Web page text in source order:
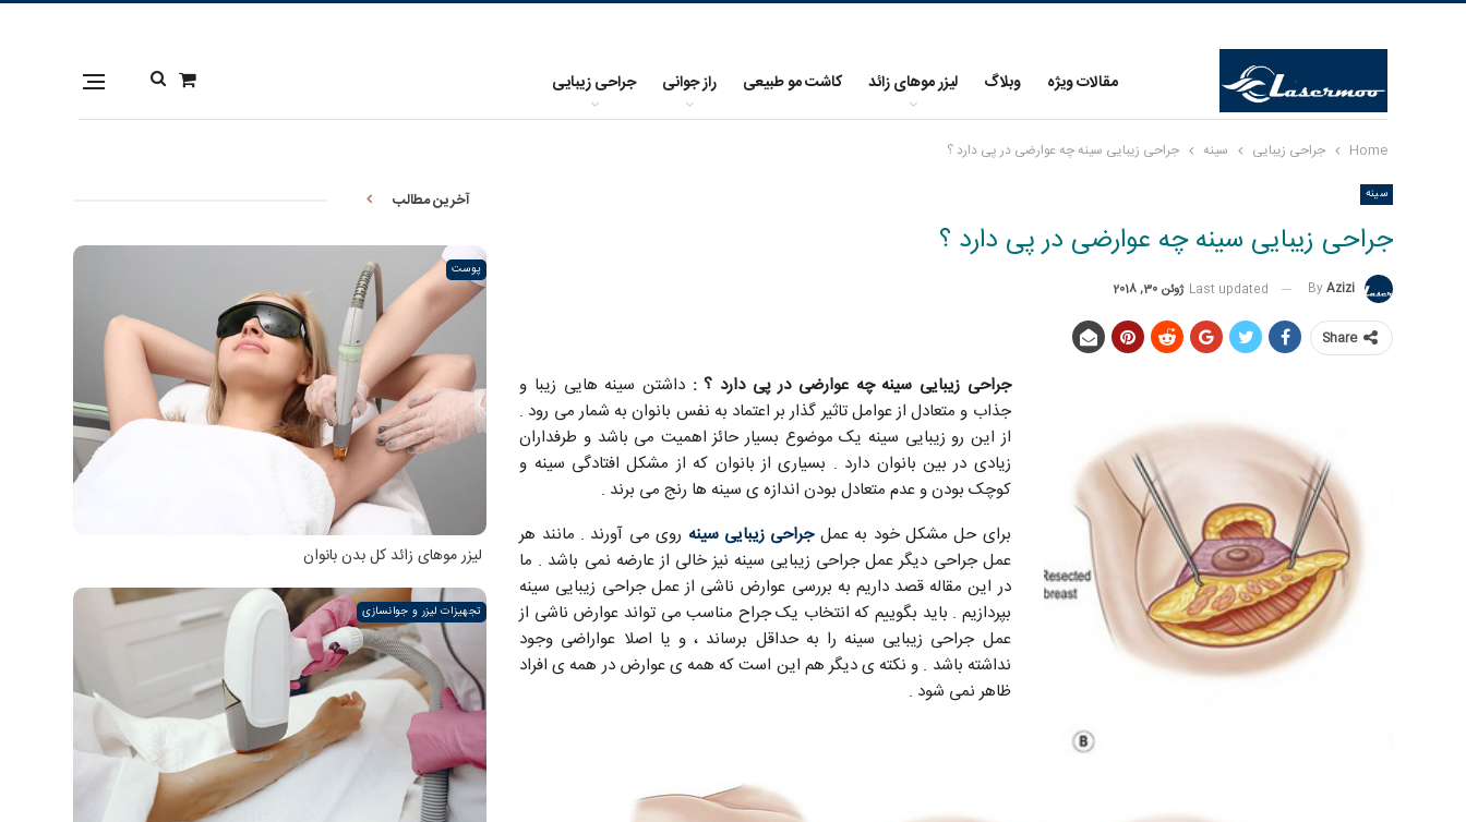
مقالات ویژه وبلاگ لیزر موهای زائد کاشت مو طبیعی راز جوانی جراحی زیبایی
Home جراحی زیبایی سینه جراحی زیبایی سینه چه عوارضی در پی دارد ؟
سینه
جراحی زیبایی سینه چه عوارضی در پی دارد ؟
ByAzizi
Last updated ژوئن 30, 2018
Share
جراحی زیبایی سینه چه عوارضی در پی دارد ؟ : داشتن سینه هایی زیبا و
جذاب و متعادل از عوامل تاثیر گذار بر اعتماد به نفس بانوان به شمار می رود .
از این رو زیبایی سینه یک موضوع بسیار حائز اهمیت می باشد و طرفداران
زیادی در بین بانوان دارد . بسیاری از بانوان که از مشکل افتادگی سینه و
کوچک بودن و عدم متعادل بودن اندازه ی سینه ها رنج می برند .
برای حل مشکل خود به عملجراحی زیبایی سینه روی می آورند . مانند هر
عمل جراحی دیگر عمل جراحی زیبایی سینه نیز خالی از عارضه نمی باشد . ما
در این مقاله قصد داریم به بررسی عوارض ناشی از عمل جراحی زیبایی سینه
بپردازیم . باید بگوییم که انتخاب یک جراح مناسب می تواند عوارض ناشی از
عمل جراحی زیبایی سینه را به حداقل برساند ، و یا اصلا عواراضی وجود
نداشته باشد . و نکته ی دیگر هم این است که همه ی عوارض در همه ی افراد
ظاهر نمی شود .
آخرین مطالب
پوست
لیزر موهای زائد کل بدن بانوان
تجهیزات لیزر و جوانسازی